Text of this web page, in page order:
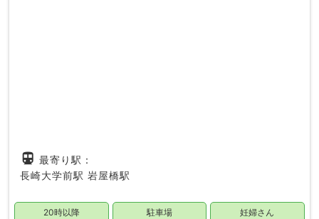
directions_subway 最寄り駅：
長崎大学前駅 岩屋橋駅
20時以降 駐車場 妊婦さん